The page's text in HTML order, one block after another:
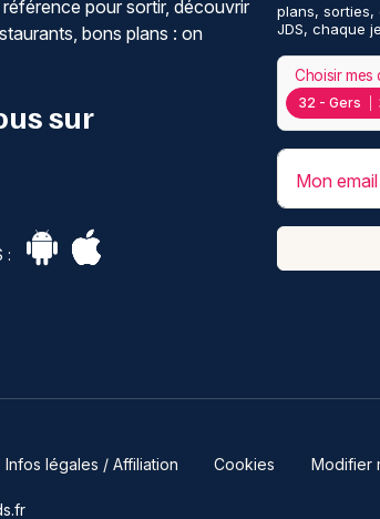
pour sortir, découvrir
bons plans : on
sur
:
plans, sorties,
JDS, chaque
32 - Gers
Choisir mes
Mon email
Infos légales / Affiliation Cookies Modifier